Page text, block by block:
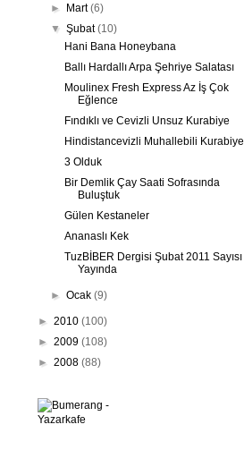
► Mart(6)
▼Şubat(10)
Hani Bana Honeybana
Ballı Hardallı Arpa Şehriye Salatası
Moulinex Fresh Express Az İş Çok
Eğlence
Fındıklı ve Cevizli Unsuz Kurabiye
Hindistancevizli Muhallebili Kurabiye
3 Olduk
Bir Demlik Çay Saati Sofrasında
Buluştuk
Gülen Kestaneler
Ananaslı Kek
TuzBİBER Dergisi Şubat 2011 Sayısı
Yayında
►Ocak(9)
► 2010 (100)
► 2009 (108)
► 2008 (88)